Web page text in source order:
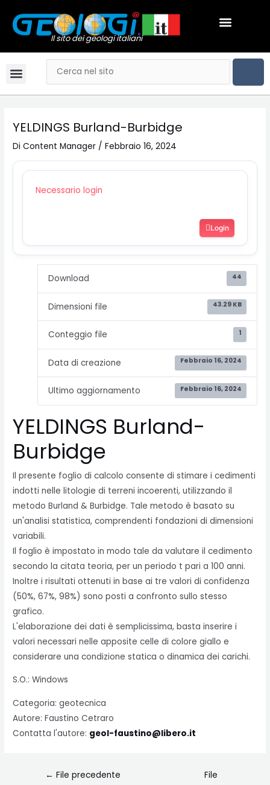
contenuto
Il sito dei geologi italiani
Menu
Menu Cerca
YELDINGS Burland-Burbidge
DiContent Manager /Febbraio 16, 2024
Necessario login
Login
Download 44
Dimensioni file 43.29 KB
Conteggio file 1
Data di creazione Febbraio 16, 2024
Ultimo aggiornamento Febbraio 16, 2024
YELDINGS Burland-
Burbidge
Il presente foglio di calcolo consente di stimare i cedimenti
indotti nelle litologie di terreni incoerenti, utilizzando il
metodo Burland & Burbidge. Tale metodo è basato su
un'analisi statistica, comprendenti fondazioni di dimensioni
variabili.
Il foglio è impostato in modo tale da valutare il cedimento
secondo la citata teoria, per un periodo t pari a 100 anni.
Inoltre i risultati ottenuti in base ai tre valori di confidenza
(50%, 67%, 98%) sono posti a confronto sullo stesso
grafico.
L'elaborazione dei dati è semplicissima, basta inserire i
valori necessari nelle apposite celle di colore giallo e
considerare una condizione statica o dinamica dei carichi.
S.O.: Windows
Categoria: geotecnica
Autore: Faustino Cetraro
Contatta l'autore: geol-faustino@libero.it
articoli
← File precedente
File